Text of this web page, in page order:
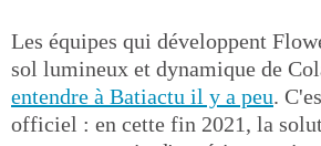
Les équipes qui développent
sol lumineux et dynamique de
entendre à Batiactu il y a peu.
officiel : en cette fin 2021, la